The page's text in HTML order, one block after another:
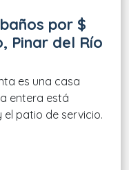
por $
Pinar del Río
es una casa
entera está
patio de servicio.